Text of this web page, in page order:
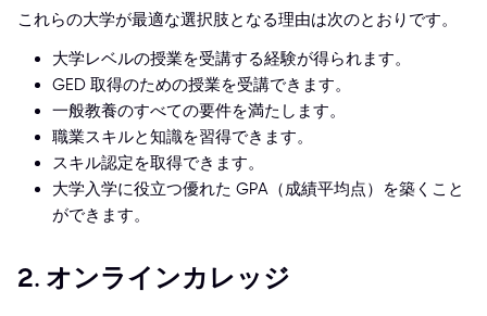
これらの大学が最適な選択肢となる理由は次のとおりです。
大学レベルの授業を受講する経験が得られます。
GED 取得のための授業を受講できます。
一般教養のすべての要件を満たします。
職業スキルと知識を習得できます。
スキル認定を取得できます。
大学入学に役立つ優れた GPA（成績平均点）を築くこと
ができます。
2. オンラインカレッジ